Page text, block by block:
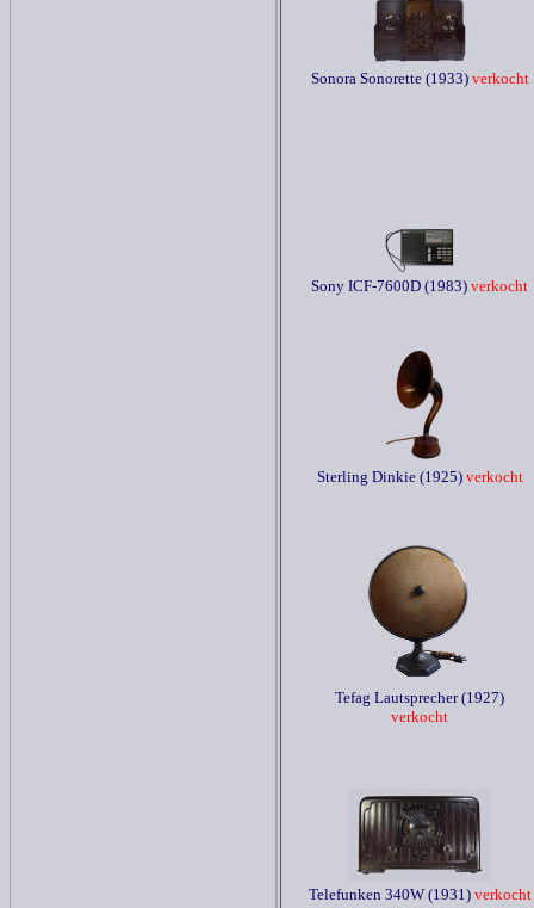
Sonora Sonorette (1933)verkocht
Sony ICF-7600D (1983) verkocht
Sterling Dinkie (1925)verkocht
Tefag Lautsprecher (1927)
verkocht
Telefunken 340W (1931)verkocht